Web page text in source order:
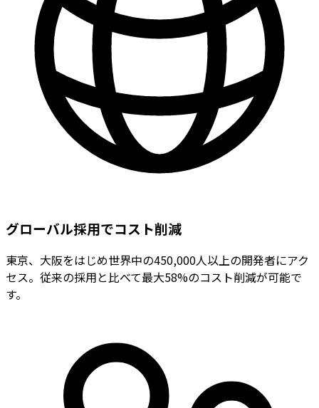
グローバル採用でコスト削減
東京、大阪をはじめ世界中の450,000人以上の開発者にアク
セス。従来の採用と比べて最大58%のコスト削減が可能で
す。